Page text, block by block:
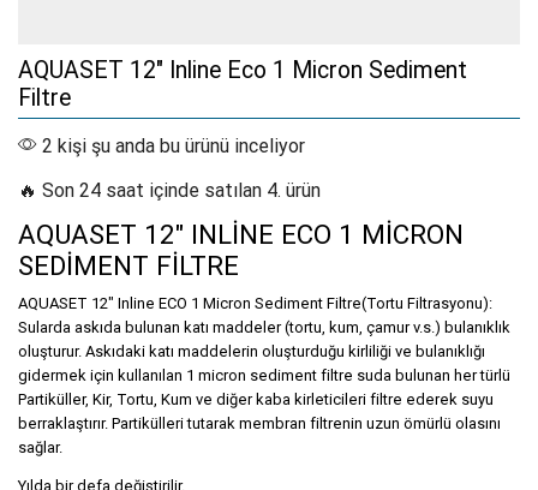
AQUASET 12″ Inline Eco 1 Micron Sediment
Filtre
2 kişi şu anda bu ürünü inceliyor
🔥 Son 24 saat içinde satılan 4. ürün
AQUASET 12″ INLİNE ECO 1 MİCRON
SEDİMENT FİLTRE
AQUASET 12″ Inline ECO 1 Micron Sediment Filtre(Tortu Filtrasyonu):
Sularda askıda bulunan katı maddeler (tortu, kum, çamur v.s.) bulanıklık
oluşturur. Askıdaki katı maddelerin oluşturduğu kirliliği ve bulanıklığı
gidermek için kullanılan 1 micron sediment filtre suda bulunan her türlü
Partiküller, Kir, Tortu, Kum ve diğer kaba kirleticileri filtre ederek suyu
berraklaştırır. Partikülleri tutarak membran filtrenin uzun ömürlü olasını
sağlar.
Yılda bir defa değiştirilir.